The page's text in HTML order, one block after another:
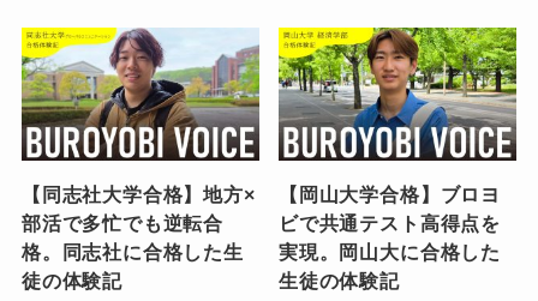
【同志社大学合格】地方×
部活で多忙でも逆転合
格。同志社に合格した生
徒の体験記
【岡山大学合格】ブロヨ
ビで共通テスト高得点を
実現。岡山大に合格した
生徒の体験記